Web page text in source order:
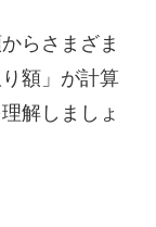
らさまざま
額」が計算
解しましょ